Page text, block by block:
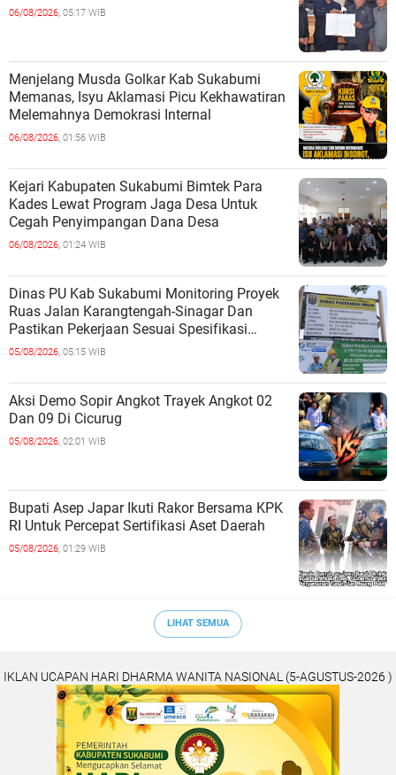
06/08/2026, 05:17 WIB
Menjelang Musda Golkar Kab Sukabumi
Memanas, Isyu Aklamasi Picu Kekhawatiran
Melemahnya Demokrasi Internal
06/08/2026, 01:56 WIB
Kejari Kabupaten Sukabumi Bimtek Para
Kades Lewat Program Jaga Desa Untuk
Cegah Penyimpangan Dana Desa
06/08/2026, 01:24 WIB
Dinas PU Kab Sukabumi Monitoring Proyek
Ruas Jalan Karangtengah-Sinagar Dan
Pastikan Pekerjaan Sesuai Spesifikasi
Teknis
05/08/2026, 05:15 WIB
Aksi Demo Sopir Angkot Trayek Angkot 02
Dan 09 Di Cicurug
05/08/2026, 02:01 WIB
Bupati Asep Japar Ikuti Rakor Bersama KPK
RI Untuk Percepat Sertifikasi Aset Daerah
05/08/2026, 01:29 WIB
LIHAT SEMUA
IKLAN UCAPAN HARI DHARMA WANITA NASIONAL (5-AGUSTUS-2026 )